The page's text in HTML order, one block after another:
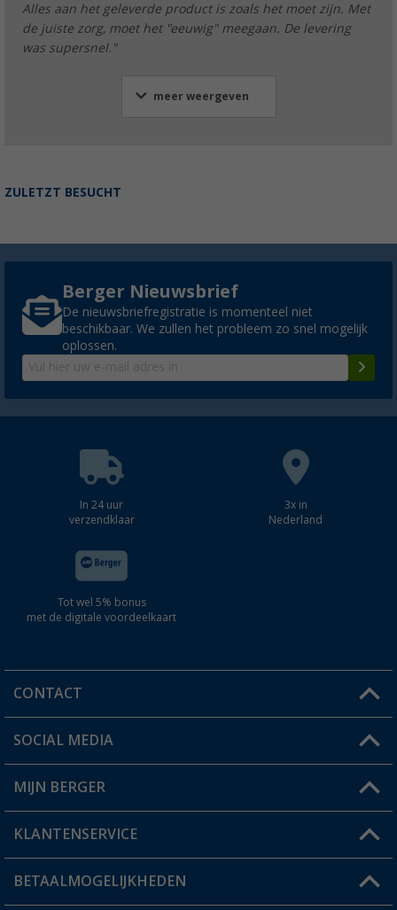
Alles aan het geleverde product is zoals het moet zijn. Met
de juiste zorg, moet het "eeuwig" meegaan. De levering
was supersnel."
meer weergeven
ZULETZT BESUCHT
Berger Nieuwsbrief
De nieuwsbriefregistratie is momenteel niet
beschikbaar. We zullen het probleem zo snel mogelijk
oplossen.
In 24 uur
verzendklaar
3x in
Nederland
Tot wel 5% bonus
met de digitale voordeelkaart
CONTACT
Een vraag?
Winkel vinden
SOCIAL MEDIA
MIJN BERGER
Mijn account
Status bestelling
KLANTENSERVICE
FAQ & Contact
BETAALMOGELIJKHEDEN